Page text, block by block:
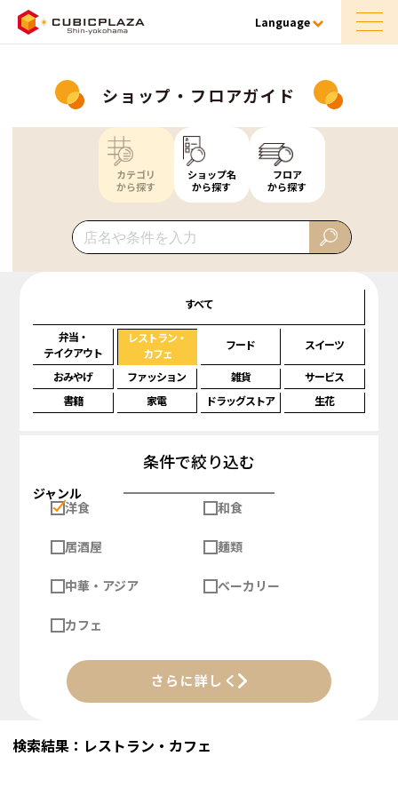
Language
ショップ・フロアガイド
カテゴリ
から探す
ショップ名
から探す
フロア
から探す
すべて
弁当・
テイクアウト
レストラン・
カフェ
フード スイーツ
おみやげ ファッション 雑貨
サービス
書籍
家電 ドラッグストア 生花
条件で絞り込む
ジャンル
洋食
和食
居酒屋 麺類
中華・アジア ベーカリー
カフェ
さらに詳しく
検索結果：レストラン・カフェ